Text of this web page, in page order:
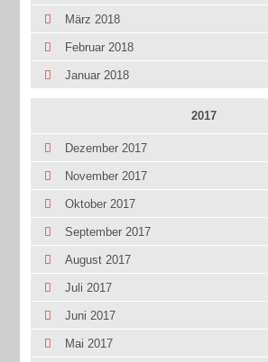
März 2018
Februar 2018
Januar 2018
2017
Dezember 2017
November 2017
Oktober 2017
September 2017
August 2017
Juli 2017
Juni 2017
Mai 2017